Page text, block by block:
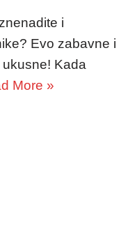
i
Evo zabavne i
Kada
More »